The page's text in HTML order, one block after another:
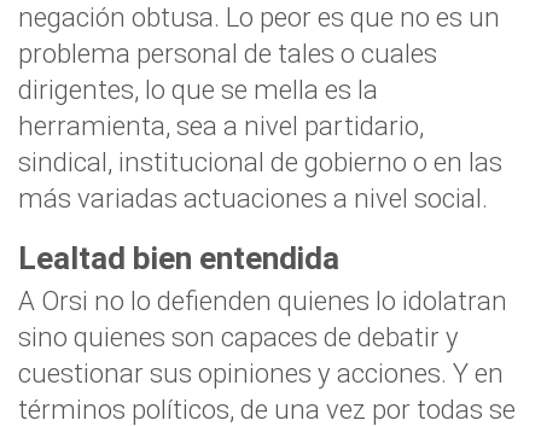
negación obtusa. Lo peor es que no es un
problema personal de tales o cuales
dirigentes, lo que se mella es la
herramienta, sea a nivel partidario,
sindical, institucional de gobierno o en las
más variadas actuaciones a nivel social.
Lealtad bien entendida
A Orsi no lo defienden quienes lo idolatran
sino quienes son capaces de debatir y
cuestionar sus opiniones y acciones. Y en
términos políticos, de una vez por todas se